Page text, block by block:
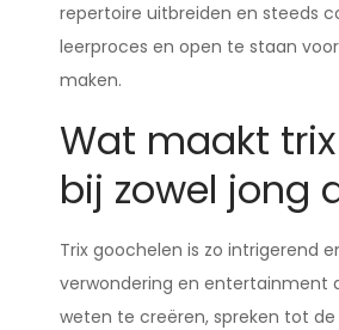
repertoire uitbreiden en steeds
leerproces en open te staan
maken.
Wat maakt
bij zowel jong
Trix goochelen is zo intrigerend
verwondering en entertainment
weten te creëren, spreken tot